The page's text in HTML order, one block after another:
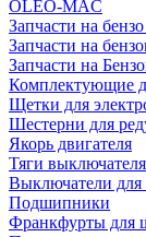
OLEO-MAC
Запчасти на
Запчасти на
Запчасти на
Комплектующие
Щетки для
Шестерни для
Якорь двигателя
Тяги выключателя
Выключатели для
Подшипники
Франкфурты для